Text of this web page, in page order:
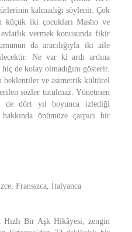
kalmadığı söylenir. Çok
küçük iki çocukları Masho ve
vermek konusunda fikir
da aracılığıyla iki aile
Ne var ki ardı ardına
de kolay olmadığını gösterir.
beklentiler ve asimetrik kültürel
sözler tutulmaz. Yönetmen
dört yıl boyunca izlediği
önümüze çarpıcı bir
Fransızca, İtalyanca
Bir Aşk Hikâyesi, zengin